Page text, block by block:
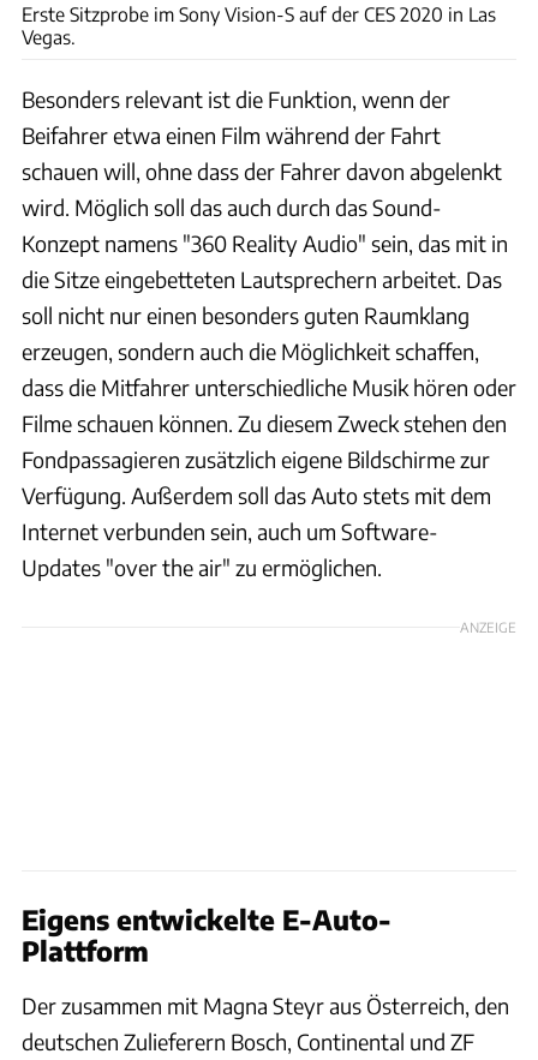
Erste Sitzprobe im Sony Vision-S auf der CES 2020 in Las
Vegas.
Besonders relevant ist die Funktion, wenn der
Beifahrer etwa einen Film während der Fahrt
schauen will, ohne dass der Fahrer davon abgelenkt
wird. Möglich soll das auch durch das Sound-
Konzept namens "360 Reality Audio" sein, das mit in
die Sitze eingebetteten Lautsprechern arbeitet. Das
soll nicht nur einen besonders guten Raumklang
erzeugen, sondern auch die Möglichkeit schaffen,
dass die Mitfahrer unterschiedliche Musik hören oder
Filme schauen können. Zu diesem Zweck stehen den
Fondpassagieren zusätzlich eigene Bildschirme zur
Verfügung. Außerdem soll das Auto stets mit dem
Internet verbunden sein, auch um Software-
Updates "over the air" zu ermöglichen.
ANZEIGE
Eigens entwickelte E-Auto-
Plattform
Der zusammen mit Magna Steyr aus Österreich, den
deutschen Zulieferern Bosch, Continental und ZF